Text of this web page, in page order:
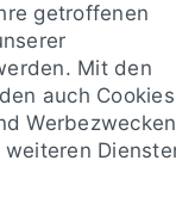
getroffenen
Mit den
auch Cookies
Werbezwecken